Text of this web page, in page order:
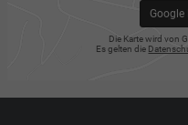
Google
Die Karte wird von
Es gelten die